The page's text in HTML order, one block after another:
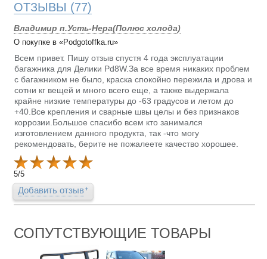
ОТЗЫВЫ (77)
Владимир п.Усть-Нера(Полюс холода)
О покупке в «Podgotoffka.ru»
Всем привет. Пишу отзыв спустя 4 года эксплуатации
багажника для Делики Pd8W.За все время никаких проблем
с багажником не было, краска спокойно пережила и дрова и
сотни кг вещей и много всего еще, а также выдержала
крайне низкие температуры до -63 градусов и летом до
+40.Все крепления и сварные швы целы и без признаков
коррозии.Большое спасибо всем кто занимался
изготовлением данного продукта, так -что могу
рекомендовать, берите не пожалеете качество хорошее.
5/5
Добавить отзыв
СОПУТСТВУЮЩИЕ ТОВАРЫ